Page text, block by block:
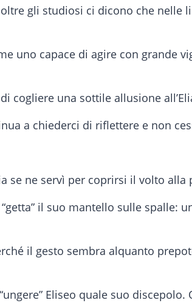
gli studiosi ci dicono che nelle
uno capace di agire con grande
cogliere una sottile allusione
a chiederci di riflettere e non
se ne servì per coprirsi il volto alla
il suo mantello sulle spalle:
il gesto sembra alquanto
Eliseo quale suo